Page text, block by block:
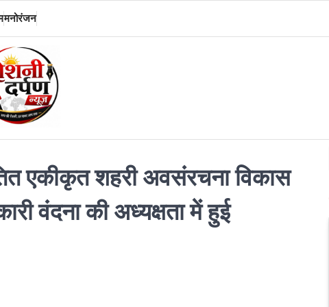
मनोरंजन
एकीकृत शहरी अवसंरचना विकास
वंदना की अध्यक्षता में हुई